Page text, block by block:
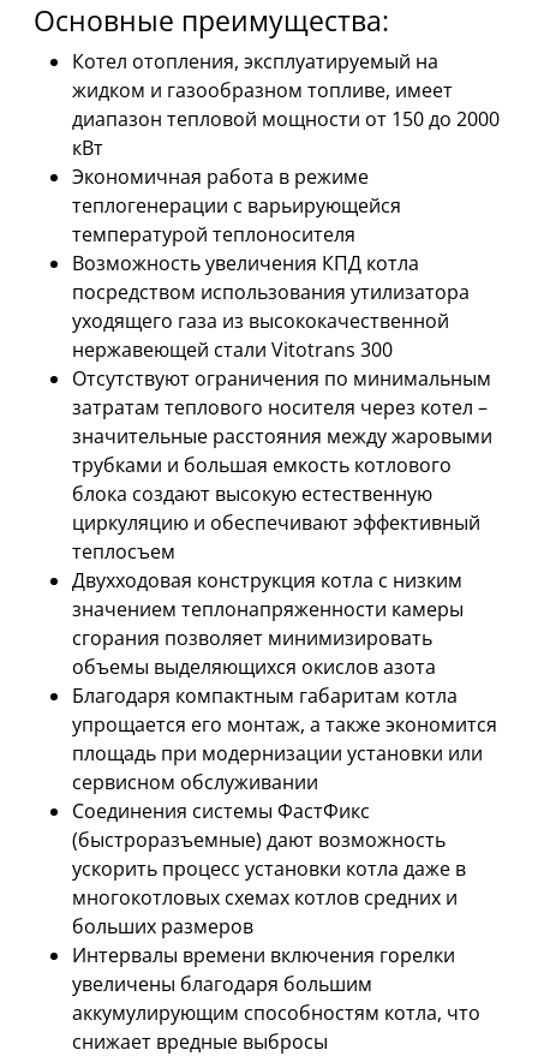
Основные преимущества:
Котел отопления, эксплуатируемый на
жидком и газообразном топливе, имеет
диапазон тепловой мощности от 150 до 2000
кВт
Экономичная работа в режиме
теплогенерации с варьирующейся
температурой теплоносителя
Возможность увеличения КПД котла
посредством использования утилизатора
уходящего газа из высококачественной
нержавеющей стали Vitotrans 300
Отсутствуют ограничения по минимальным
затратам теплового носителя через котел –
значительные расстояния между жаровыми
трубками и большая емкость котлового
блока создают высокую естественную
циркуляцию и обеспечивают эффективный
теплосъем
Двухходовая конструкция котла с низким
значением теплонапряженности камеры
сгорания позволяет минимизировать
объемы выделяющихся окислов азота
Благодаря компактным габаритам котла
упрощается его монтаж, а также экономится
площадь при модернизации установки или
сервисном обслуживании
Соединения системы ФастФикс
(быстроразъемные) дают возможность
ускорить процесс установки котла даже в
многокотловых схемах котлов средних и
больших размеров
Интервалы времени включения горелки
увеличены благодаря большим
аккумулирующим способностям котла, что
снижает вредные выбросы